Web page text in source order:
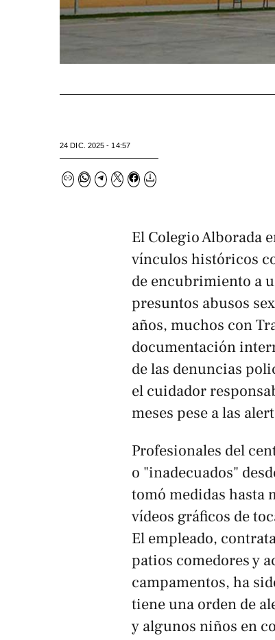
24 DIC. 2025 - 14:57
El Colegio Alborada
vínculos históricos
de encubrimiento a
presuntos abusos
años, muchos con
documentación
de las denuncias
el cuidador
meses pese a las
Profesionales del
o "inadecuados"
tomó medidas hasta
vídeos gráficos de
El empleado,
patios comedores y
campamentos, ha
tiene una orden de
y algunos niños en